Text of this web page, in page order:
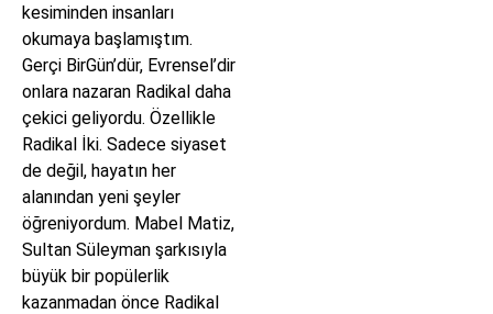
kesiminden insanları
okumaya başlamıştım.
Gerçi BirGün’dür, Evrensel’dir
onlara nazaran Radikal daha
çekici geliyordu. Özellikle
Radikal İki. Sadece siyaset
de değil, hayatın her
alanından yeni şeyler
öğreniyordum. Mabel Matiz,
Sultan Süleyman şarkısıyla
büyük bir popülerlik
kazanmadan önce Radikal